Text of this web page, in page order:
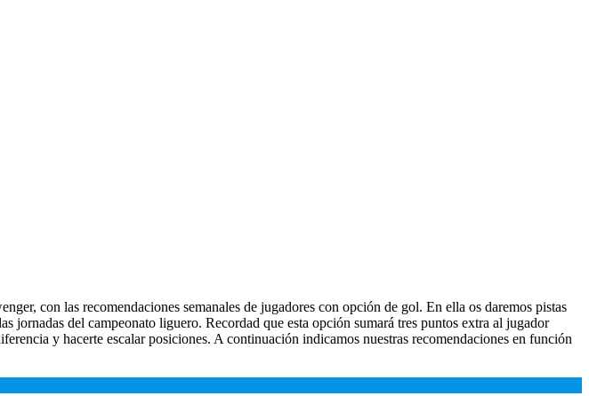
con las recomendaciones semanales de jugadores con opción de gol. En ella os daremos pistas
jornadas del campeonato liguero. Recordad que esta opción sumará tres puntos extra al jugador
y hacerte escalar posiciones. A continuación indicamos nuestras recomendaciones en función